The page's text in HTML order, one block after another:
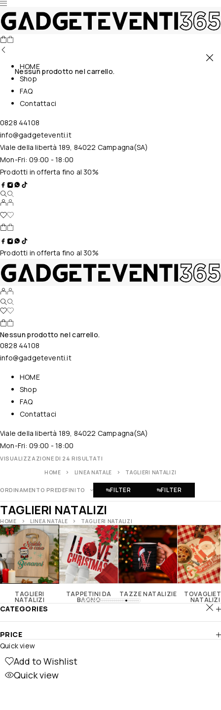
Nessun prodotto nel carrello.
HOME
Shop
FAQ
Contattaci
0828 44108
info@gadgeteventi.it
Viale della libertà 189, 84022 Campagna(SA)
Mon-Fri: 09:00 - 18:00
Prodotti in offerta fino al 30%
Prodotti in offerta fino al 30%
Nessun prodotto nel carrello.
0828 44108
info@gadgeteventi.it
HOME
Shop
FAQ
Contattaci
Viale della libertà 189, 84022 Campagna(SA)
Mon-Fri: 09:00 - 18:00
VISUALIZZAZIONE DI 24 RISULTATI
HOME LINEA NATALE TAGLIERI NATALIZI
ORDINAMENTO PREDEFINITO FILTER FILTER
TAGLIERI NATALIZI
HOME LINEA NATALE TAGLIERI NATALIZI
TAGLIERI
NATALIZI
TAPPETINI DA
BAGNO
TAZZE NATALIZIE
CATEGORIES
PRICE
Add to Wishlist
Quick view
Quick view